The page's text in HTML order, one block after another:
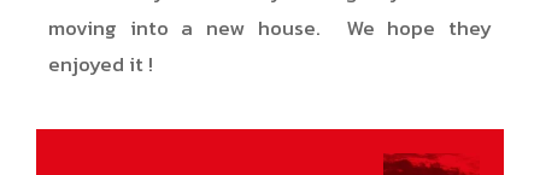
moving into a new house. We hope they
enjoyed it !